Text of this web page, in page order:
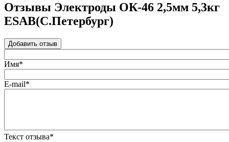
Отзывы Электроды ОК-46 2,5мм 5,3кг
ESAB(С.Петербург)
Добавить отзыв
Имя*
E-mail*
Текст отзыва*